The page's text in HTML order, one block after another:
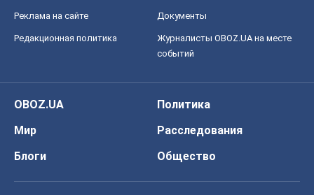
Реклама на сайте Документы
Редакционная политика
Журналисты OBOZ.UA на месте
событий
OBOZ.UA
Политика
Мир
Расследования
Блоги
Общество